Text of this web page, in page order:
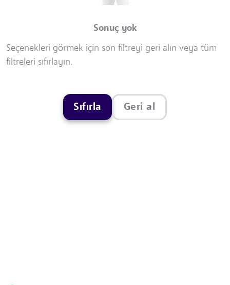
Sonuç yok
Seçenekleri görmek için son filtreyi geri alın veya tüm
filtreleri sıfırlayın.
Sıfırla Geri al